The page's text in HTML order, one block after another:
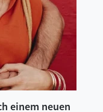
einem neuen